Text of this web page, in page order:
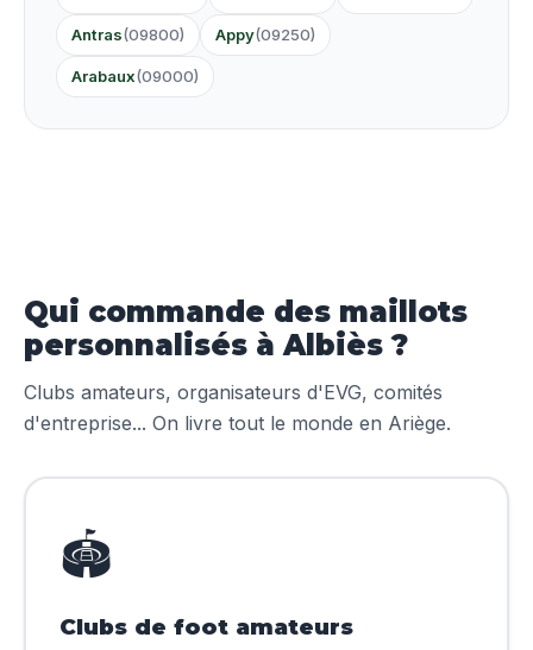
Antras(09800) Appy(09250)
Arabaux(09000)
Qui commande des maillots
personnalisés à Albiès ?
Clubs amateurs, organisateurs d'EVG, comités
d'entreprise... On livre tout le monde en Ariège.
🏟️
Clubs de foot amateurs